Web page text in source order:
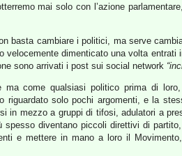
mai solo con l’azione
basta cambiare i politici, ma serve
dimenticato una volta
sono arrivati i post sui social network
come qualsiasi politico prima di
solo pochi argomenti, e la
mezzo a gruppi di tifosi, adulatori a
diventano piccoli direttivi di
e mettere in mano a loro il